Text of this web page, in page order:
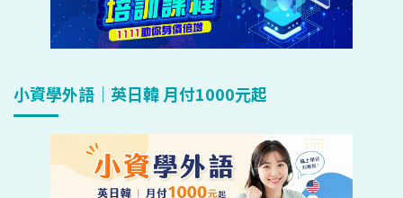
小資學外語｜英日韓 月付1000元起